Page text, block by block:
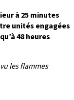
à 25 minutes
unités engagées
48 heures
les flammes